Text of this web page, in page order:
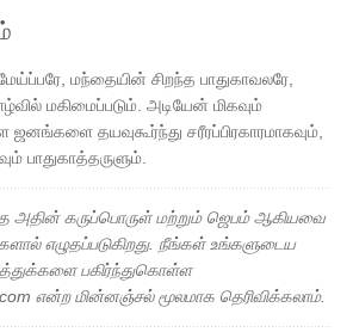
மந்தையின் சிறந்த பாதுகாவலரே,
மகிமைப்படும். அடியேன் மிகவும்
தயவுகூர்ந்து சரீரப்பிரகாரமாகவும்,
பாதுகாத்தருளும்.
கருப்பொருள் மற்றும் ஜெபம் ஆகியவை
எழுதப்படுகிறது. நீங்கள் உங்களுடைய
பகிர்ந்துகொள்ள
என்ற மின்னஞ்சல் மூலமாக தெரிவிக்கலாம்.